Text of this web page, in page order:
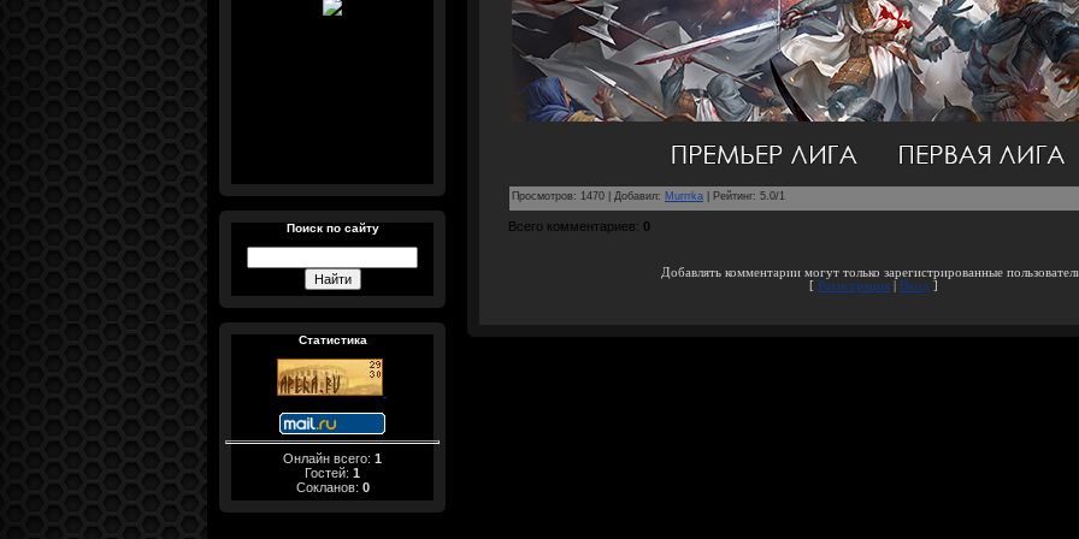
Поиск по сайту
Статистика
Онлайн всего: 1
Гостей: 1
Сокланов: 0
Просмотров: 1470 Добавил: Murrrka Рейтинг: 5.0/1
Всего комментариев: 0
Добавлять комментарии могут только зарегистрированные
[ Регистрация Вход ]